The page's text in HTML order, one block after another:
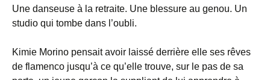
Une danseuse à la retraite. Une blessure au genou. Un
studio qui tombe dans l’oubli.
Kimie Morino pensait avoir laissé derrière elle ses rêves
de flamenco jusqu’à ce qu’elle trouve, sur le pas de sa